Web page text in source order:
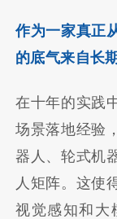
作为一家真正
的底气来自长
在十年的实践
场景落地经验
器人、轮式机
人矩阵。这使
视觉感知和大